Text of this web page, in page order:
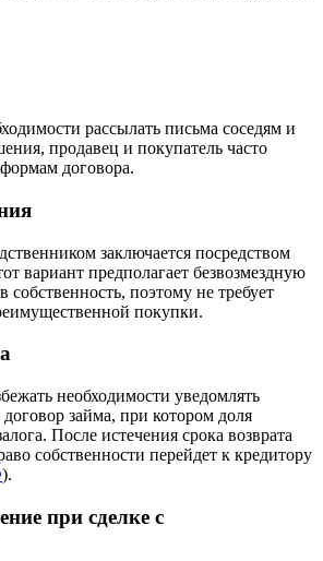
рассылать письма соседям и
продавец и покупатель часто
договора.
заключается посредством
вариант предполагает безвозмездную
собственность, поэтому не требует
покупки.
необходимости уведомлять
займа, при котором доля
После истечения срока возврата
собственности перейдет к кредитору
).
при сделке с